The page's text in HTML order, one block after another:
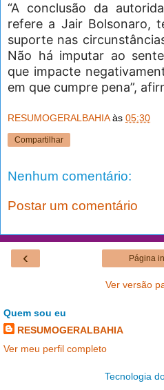
“A conclusão da
refere a Jair Bolsonaro,
suporte nas
Não há imputar ao
que impacte
em que cumpre pena”,
RESUMOGERALBAHIA às 05:30
Compartilhar
Nenhum comentário:
Postar um comentário
‹ Página
Ver versão
Quem sou eu
RESUMOGERALBAHIA
Ver meu perfil completo
Tecnologia